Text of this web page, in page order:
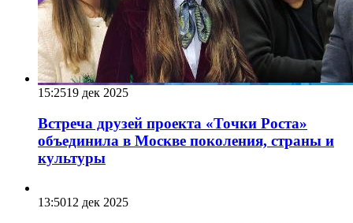
15:2519 дек 2025
Встреча друзей проекта «Точки Роста»
объединила в Москве поколения, страны и
культуры
13:5012 дек 2025